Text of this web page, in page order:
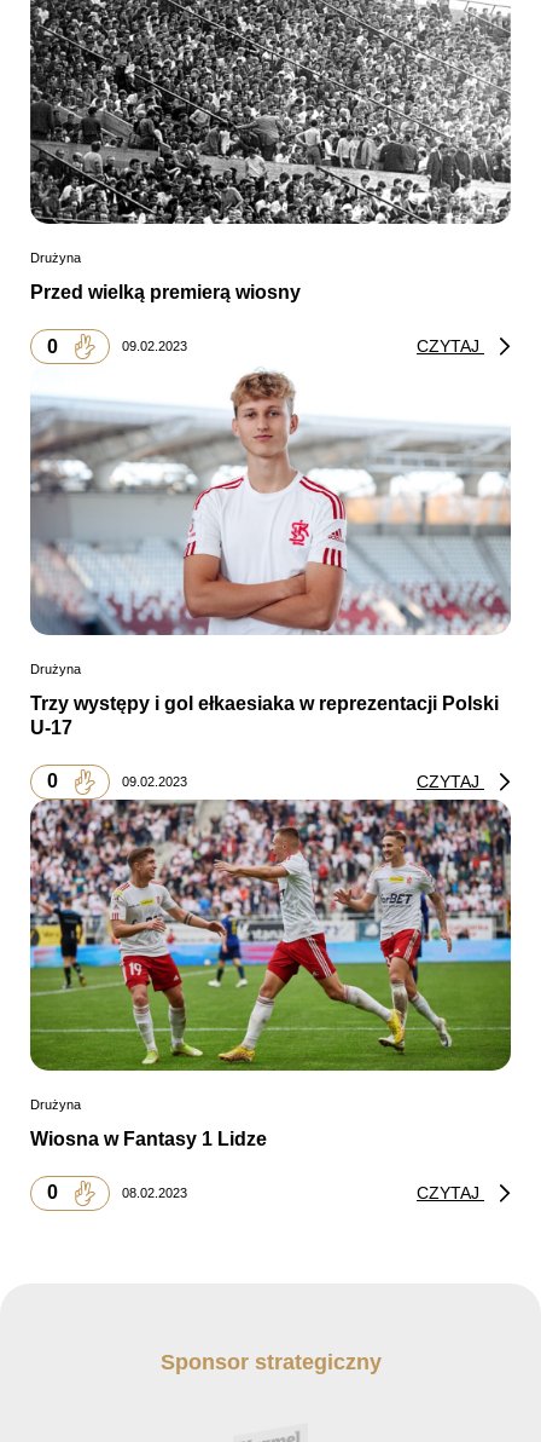
Drużyna
Przed wielką premierą wiosny
0 09.02.2023 CZYTAJ
Drużyna
Trzy występy i gol ełkaesiaka w reprezentacji Polski
U-17
0 09.02.2023 CZYTAJ
Drużyna
Wiosna w Fantasy 1 Lidze
0 08.02.2023 CZYTAJ
Sponsor strategiczny